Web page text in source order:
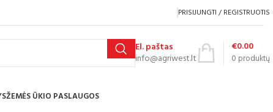
PRISIJUNGTI / REGISTRUOTIS
El. paštas
info@agriwest.lt
0 produktų
€0.00
ŽEMĖS ŪKIO PASLAUGOS